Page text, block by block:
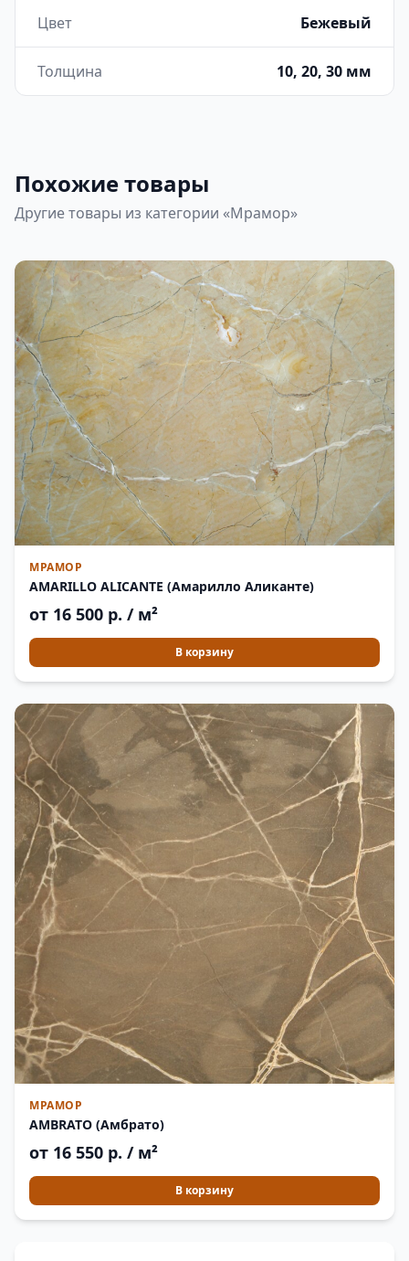
Цвет Бежевый
Толщина 10, 20, 30 мм
Похожие товары
Другие товары из категории «Мрамор»
МРАМОР
AMARILLO ALICANTE (Амарилло Аликанте)
от 16 500 р. / м²
В корзину
МРАМОР
AMBRATO (Амбрато)
от 16 550 р. / м²
В корзину